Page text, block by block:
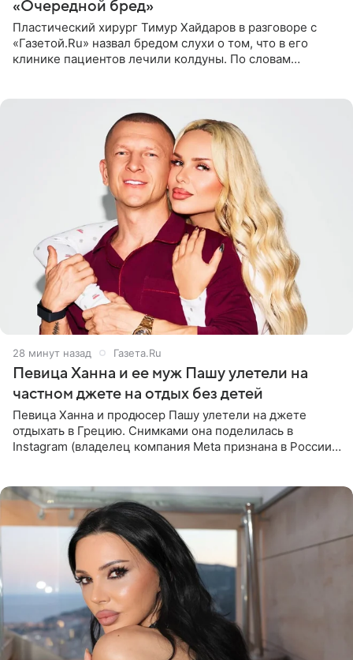
«Очередной бред»
Пластический хирург Тимур Хайдаров в разговоре с
«Газетой.Ru» назвал бредом слухи о том, что в его
клинике пациентов лечили колдуны. По словам
28 минут назад Газета.Ru
Певица Ханна и ее муж Пашу улетели на
частном джете на отдых без детей
Певица Ханна и продюсер Пашу улетели на джете
отдыхать в Грецию. Снимками она поделилась в
Instagram (владелец компания Meta признана в России